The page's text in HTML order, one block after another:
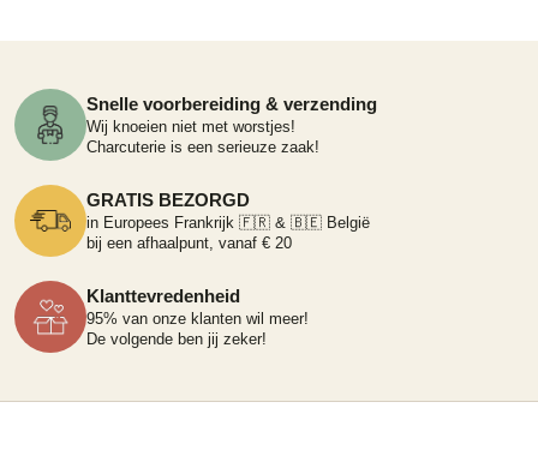
Snelle voorbereiding & verzending
Wij knoeien niet met worstjes!
Charcuterie is een serieuze zaak!
GRATIS BEZORGD
in Europees Frankrijk 🇫🇷 & 🇧🇪 België
bij een afhaalpunt, vanaf € 20
Klanttevredenheid
95% van onze klanten wil meer!
De volgende ben jij zeker!